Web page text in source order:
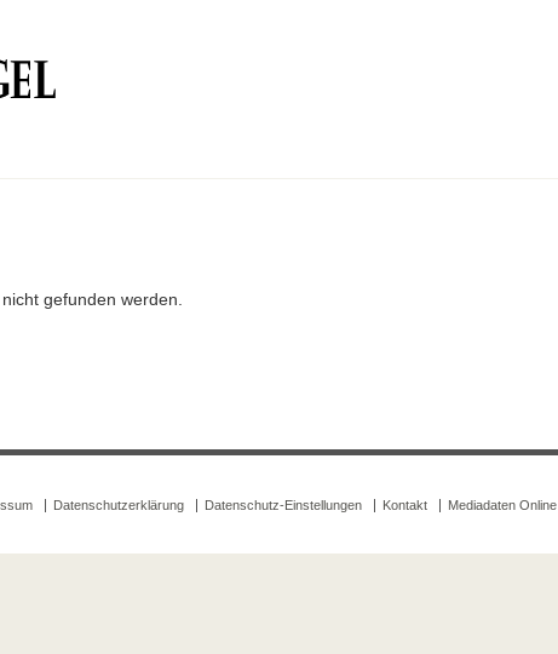
gefunden werden.
Datenschutzerklärung Datenschutz-Einstellungen Kontakt Mediadaten Online